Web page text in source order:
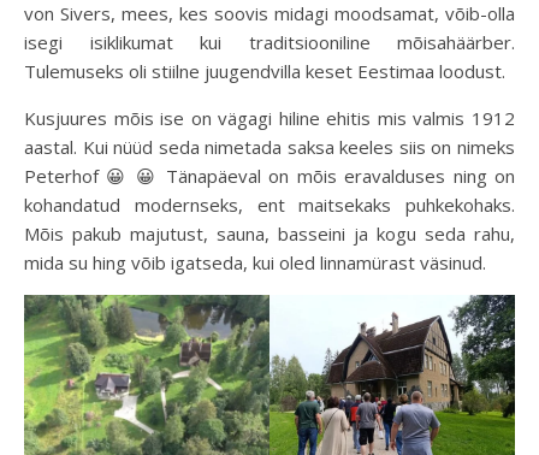
von Sivers, mees, kes soovis midagi moodsamat, võib-olla
isegi isiklikumat kui traditsiooniline mõisahäärber.
Tulemuseks oli stiilne juugendvilla keset Eestimaa loodust.
Kusjuures mõis ise on vägagi hiline ehitis mis valmis 1912
aastal. Kui nüüd seda nimetada saksa keeles siis on nimeks
Peterhof 😀 😀 Tänapäeval on mõis eravalduses ning on
kohandatud modernseks, ent maitsekaks puhkekohaks.
Mõis pakub majutust, sauna, basseini ja kogu seda rahu,
mida su hing võib igatseda, kui oled linnamürast väsinud.